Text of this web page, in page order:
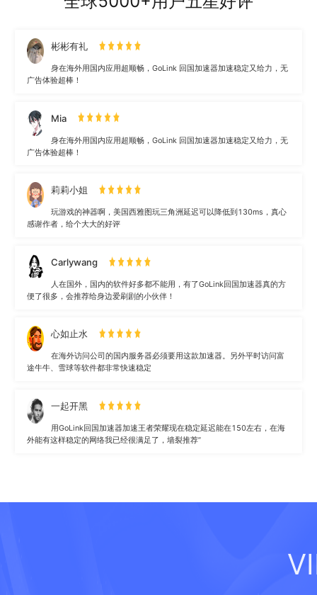
彬彬有礼
身在海外用国内应用超顺畅，GoLink 回国加速器加速稳定又给力，无
广告体验超棒！
Mia
身在海外用国内应用超顺畅，GoLink 回国加速器加速稳定又给力，无
广告体验超棒！
莉莉小姐
玩游戏的神器啊，美国西雅图玩三角洲延迟可以降低到130ms，真心
感谢作者，给个大大的好评
Carlywang
人在国外，国内的软件好多都不能用，有了GoLink回国加速器真的方
便了很多，会推荐给身边爱刷剧的小伙伴！
心如止水
在海外访问公司的国内服务器必须要用这款加速器。另外平时访问富
途牛牛、雪球等软件都非常快速稳定
一起开黑
用GoLink回国加速器加速王者荣耀现在稳定延迟能在150左右，在海
外能有这样稳定的网络我已经很满足了，墙裂推荐”